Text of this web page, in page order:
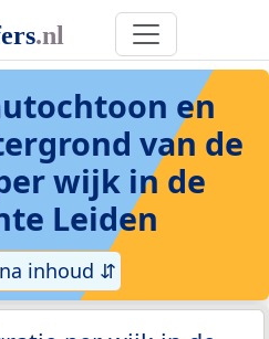
en
van de
wijk in de
Leiden
inhoud ⇵